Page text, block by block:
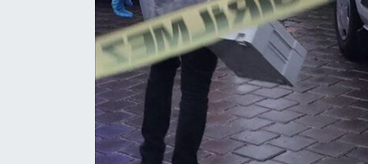
TURİZM
YAŞAM